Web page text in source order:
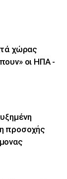
χώρας
οι ΗΠΑ -
προσοχής